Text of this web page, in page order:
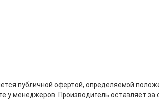
публичной офертой, определяемой
у менеджеров. Производитель оставляет за